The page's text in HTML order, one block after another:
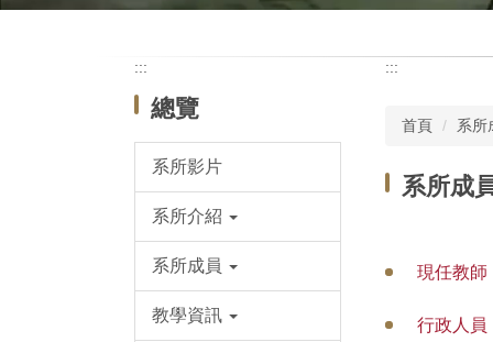
:::
總覽
系所影片
系所介紹
系所成員
教學資訊
:::
首頁 系所
系所成
現任教師
行政人員